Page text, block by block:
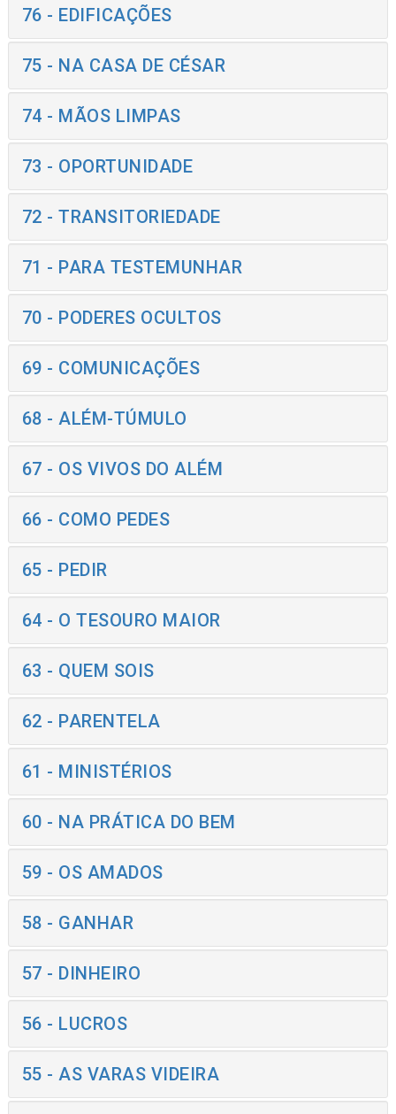
76 - EDIFICAÇÕES
75 - NA CASA DE CÉSAR
74 - MÃOS LIMPAS
73 - OPORTUNIDADE
72 - TRANSITORIEDADE
71 - PARA TESTEMUNHAR
70 - PODERES OCULTOS
69 - COMUNICAÇÕES
68 - ALÉM-TÚMULO
67 - OS VIVOS DO ALÉM
66 - COMO PEDES
65 - PEDIR
64 - O TESOURO MAIOR
63 - QUEM SOIS
62 - PARENTELA
61 - MINISTÉRIOS
60 - NA PRÁTICA DO BEM
59 - OS AMADOS
58 - GANHAR
57 - DINHEIRO
56 - LUCROS
55 - AS VARAS VIDEIRA